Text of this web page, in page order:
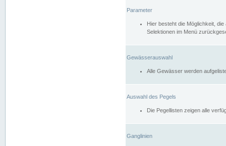
Parameter
Hier besteht die Möglichkeit,
Selektionen im Menü
Gewässerauswahl
Alle Gewässer werden
Auswahl des Pegels
Die Pegellisten zeigen alle
Ganglinien